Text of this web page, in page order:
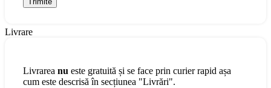
Livrare
Livrarea nu este gratuită și se face prin curier rapid așa
cum este descrisă în secțiunea "Livrări".